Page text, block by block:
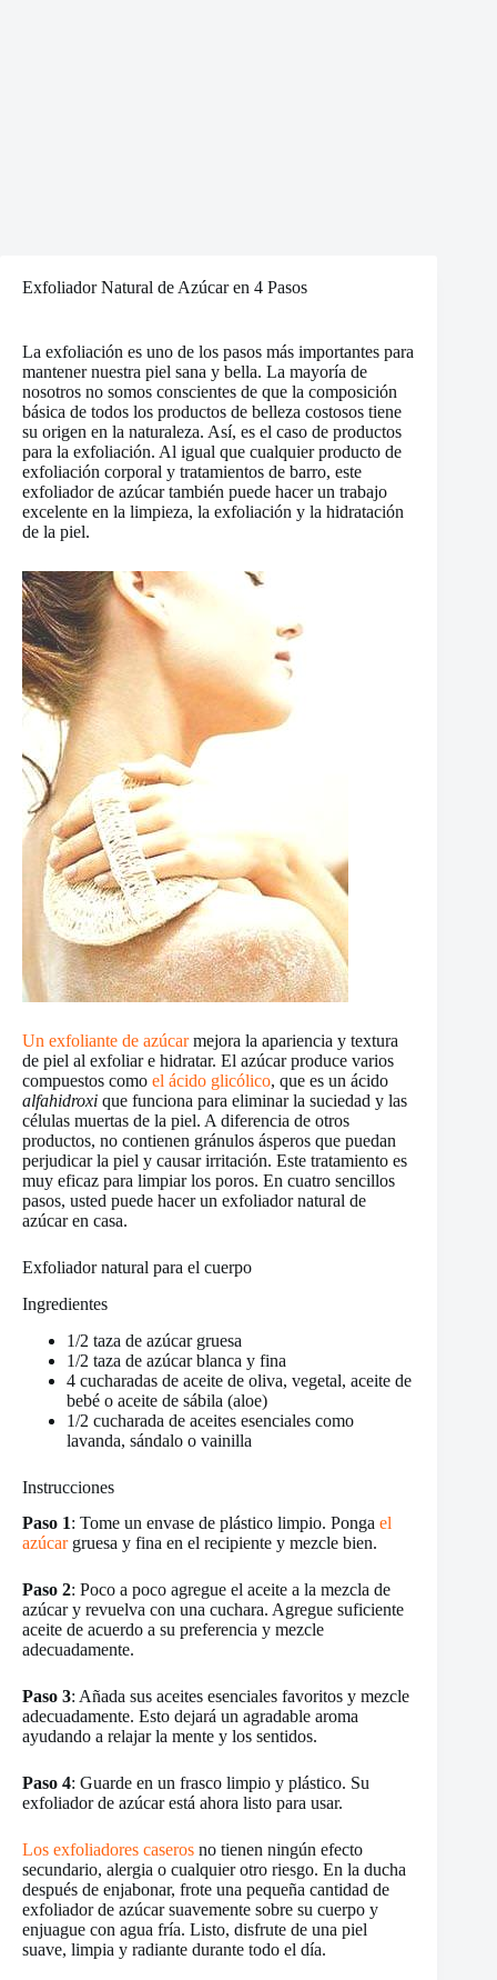
Exfoliador Natural de Azúcar en 4 Pasos
La exfoliación es uno de los pasos más importantes para
mantener nuestra piel sana y bella. La mayoría de
nosotros no somos conscientes de que la composición
básica de todos los productos de belleza costosos tiene
su origen en la naturaleza. Así, es el caso de productos
para la exfoliación. Al igual que cualquier producto de
exfoliación corporal y tratamientos de barro, este
exfoliador de azúcar también puede hacer un trabajo
excelente en la limpieza, la exfoliación y la hidratación
de la piel.
Un exfoliante de azúcarmejora la apariencia y textura
de piel al exfoliar e hidratar. El azúcar produce varios
compuestos como el ácido glicólico, que es un ácido
alfahidroxi que funciona para eliminar la suciedad y las
células muertas de la piel. A diferencia de otros
productos, no contienen gránulos ásperos que puedan
perjudicar la piel y causar irritación. Este tratamiento es
muy eficaz para limpiar los poros. En cuatro sencillos
pasos, usted puede hacer un exfoliador natural de
azúcar en casa.
Exfoliador natural para el cuerpo
Ingredientes
1/2 taza de azúcar gruesa
1/2 taza de azúcar blanca y fina
4 cucharadas de aceite de oliva, vegetal, aceite de
bebé o aceite de sábila (aloe)
1/2 cucharada de aceites esenciales como
lavanda, sándalo o vainilla
Instrucciones
Paso 1: Tome un envase de plástico limpio. Ponga el
azúcargruesa y fina en el recipiente y mezcle bien.
Paso 2: Poco a poco agregue el aceite a la mezcla de
azúcar y revuelva con una cuchara. Agregue suficiente
aceite de acuerdo a su preferencia y mezcle
adecuadamente.
Paso 3: Añada sus aceites esenciales favoritos y mezcle
adecuadamente. Esto dejará un agradable aroma
ayudando a relajar la mente y los sentidos.
Paso 4: Guarde en un frasco limpio y plástico. Su
exfoliador de azúcar está ahora listo para usar.
Los exfoliadores caseros no tienen ningún efecto
secundario, alergia o cualquier otro riesgo. En la ducha
después de enjabonar, frote una pequeña cantidad de
exfoliador de azúcar suavemente sobre su cuerpo y
enjuague con agua fría. Listo, disfrute de una piel
suave, limpia y radiante durante todo el día.